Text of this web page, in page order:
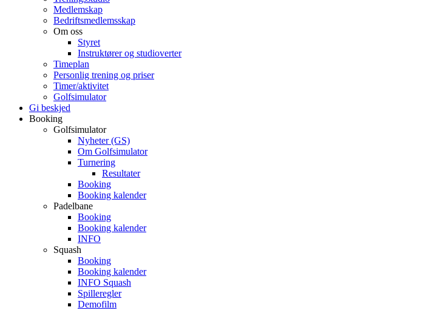
Medlemskap
Bedriftsmedlemsskap
Om oss
Styret
Instruktører og studioverter
Timeplan
Personlig trening og priser
Timer/aktivitet
Golfsimulator
Gi beskjed
Booking
Golfsimulator
Nyheter (GS)
Om Golfsimulator
Turnering
Resultater
Booking
Booking kalender
Padelbane
Booking
Booking kalender
INFO
Squash
Booking
Booking kalender
INFO Squash
Spilleregler
Demofilm